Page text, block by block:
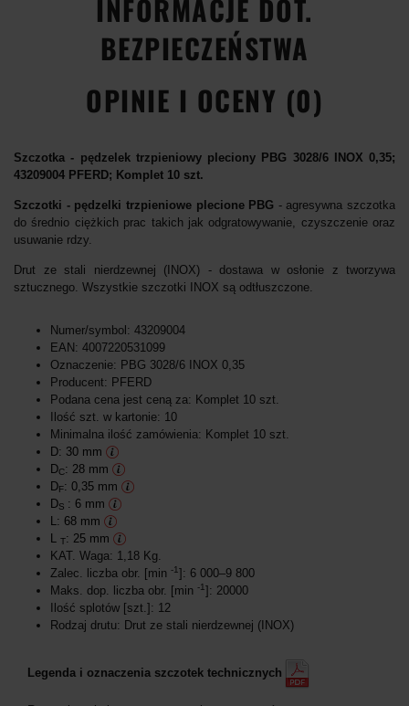
INFORMACJE DOT.
BEZPIECZEŃSTWA
OPINIE I OCENY (0)
Szczotka - pędzelek trzpieniowy pleciony PBG 3028/6 INOX 0,35;
43209004 PFERD; Komplet 10 szt.
Szczotki - pędzelki trzpieniowe plecione PBG - agresywna szczotka
do średnio ciężkich prac takich jak odgratowywanie, czyszczenie oraz
usuwanie rdzy.
Drut ze stali nierdzewnej (INOX) - dostawa w osłonie z tworzywa
sztucznego. Wszystkie szczotki INOX są odtłuszczone.
Numer/symbol: 43209004
EAN: 4007220531099
Oznaczenie: PBG 3028/6 INOX 0,35
Producent: PFERD
Podana cena jest ceną za: Komplet 10 szt.
Ilość szt. w kartonie: 10
Minimalna ilość zamówienia: Komplet 10 szt.
D: 30 mm
DC: 28 mm
DF: 0,35 mm
DS : 6 mm
L: 68 mm
L
T: 25 mm
KAT. Waga: 1,18 Kg.
Zalec. liczba obr. [min -1]: 6 000–9 800
Maks. dop. liczba obr. [min -1]: 20000
Ilość splotów [szt.]: 12
Rodzaj drutu: Drut ze stali nierdzewnej (INOX)
Legenda i oznaczenia szczotek technicznych